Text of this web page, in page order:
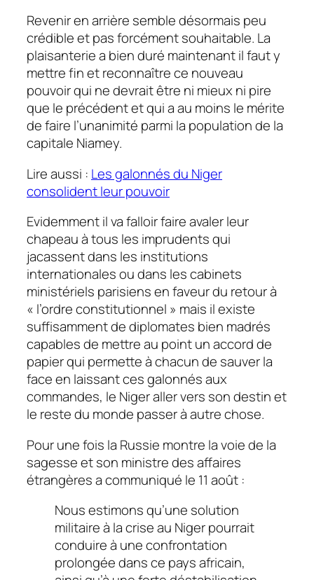
Revenir en arrière semble désormais peu
crédible et pas forcément souhaitable. La
plaisanterie a bien duré maintenant il faut y
mettre fin et reconnaître ce nouveau
pouvoir qui ne devrait être ni mieux ni pire
que le précédent et qui a au moins le mérite
de faire l’unanimité parmi la population de la
capitale Niamey.
Lire aussi : Les galonnés du Niger
consolident leur pouvoir
Evidemment il va falloir faire avaler leur
chapeau à tous les imprudents qui
jacassent dans les institutions
internationales ou dans les cabinets
ministériels parisiens en faveur du retour à
« l’ordre constitutionnel » mais il existe
suffisamment de diplomates bien madrés
capables de mettre au point un accord de
papier qui permette à chacun de sauver la
face en laissant ces galonnés aux
commandes, le Niger aller vers son destin et
le reste du monde passer à autre chose.
Pour une fois la Russie montre la voie de la
sagesse et son ministre des affaires
étrangères a communiqué le 11 août :
Nous estimons qu’une solution
militaire à la crise au Niger pourrait
conduire à une confrontation
prolongée dans ce pays africain,